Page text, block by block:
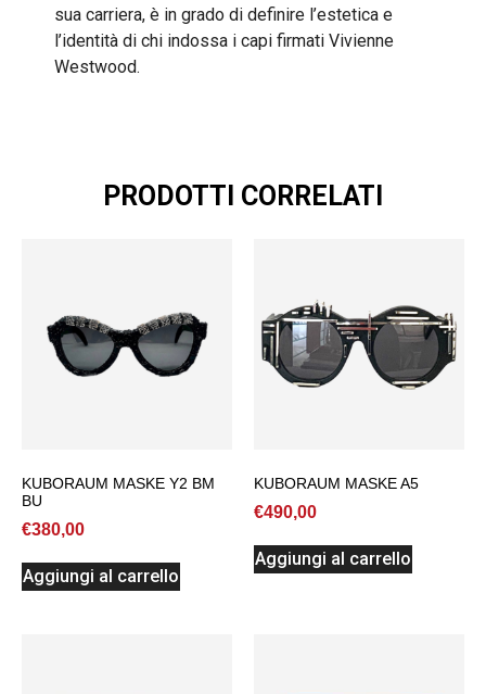
sua carriera, è in grado di definire l’estetica e
l’identità di chi indossa i capi firmati Vivienne
Westwood.
PRODOTTI CORRELATI
KUBORAUM MASKE Y2 BM
BU
€380,00
Aggiungi al carrello
KUBORAUM MASKE A5
€490,00
Aggiungi al carrello